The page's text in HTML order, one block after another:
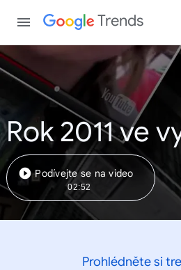
Trends
Rok 2011 ve
Podívejte se na video
02:52
Prohlédněte si